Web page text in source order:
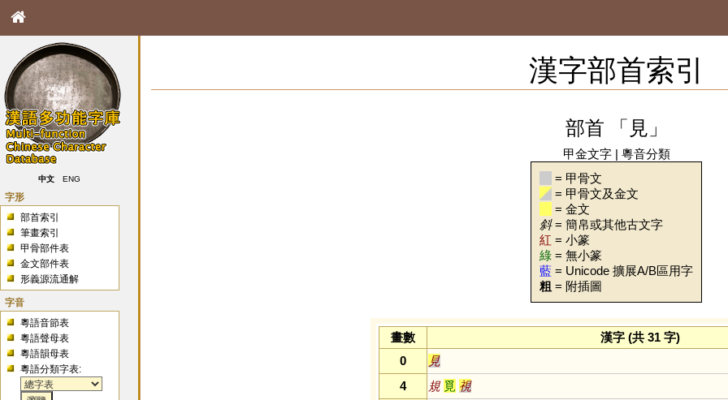
中文 ENG
字形
部首索引
筆畫索引
甲骨部件表
金文部件表
形義源流通解
字音
粵語音節表
粵語聲母表
粵語韻母表
粵語分類字表:
漢字部首索引
部首 「見」
甲金文字| 粵音分類
= 甲骨文
= 甲骨文及金文
= 金文
斜= 簡帛或其他古文字
紅 = 小篆
綠 = 無小篆
藍 = Unicode 擴展A/B區用字
粗 = 附插圖
畫數
漢字 (共 31 字)
0
見
4
規 覓 視